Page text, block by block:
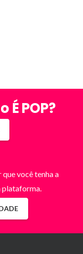
POP?
você tenha a
plataforma.